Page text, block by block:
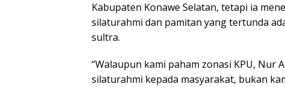
Kabupaten Konawe Selatan, tetapi ia
silaturahmi dan pamitan yang tertunda
sultra.
“Walaupun kami paham zonasi KPU,
silaturahmi kepada masyarakat, bukan